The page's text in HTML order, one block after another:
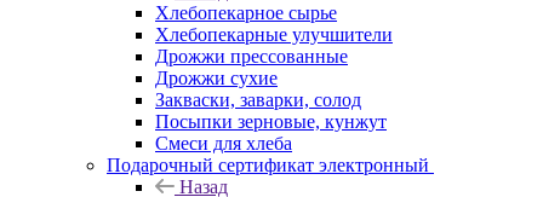
Хлебопекарное сырье
Хлебопекарные улучшители
Дрожжи прессованные
Дрожжи сухие
Закваски, заварки, солод
Посыпки зерновые, кунжут
Смеси для хлеба
Подарочный сертификат электронный
Назад